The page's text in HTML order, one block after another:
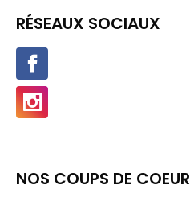
RÉSEAUX SOCIAUX
NOS COUPS DE COEUR